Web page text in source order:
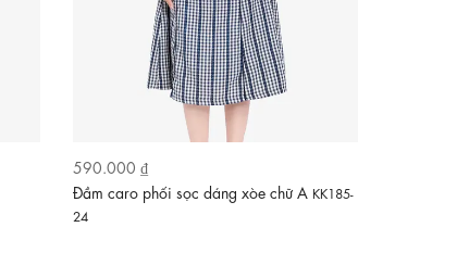
590.000 ₫
Đầm caro phối sọc dáng xòe chữ A KK185-
24